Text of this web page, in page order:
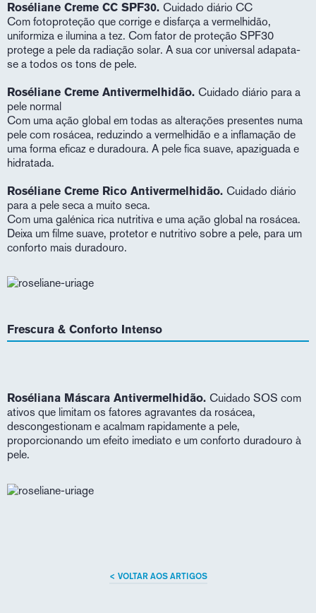
Roséliane Creme CC SPF30. Cuidado diário CC
Com fotoproteção que corrige e disfarça a vermelhidão,
uniformiza e ilumina a tez. Com fator de proteção SPF30
protege a pele da radiação solar. A sua cor universal adapata-
se a todos os tons de pele.
Roséliane Creme Antivermelhidão. Cuidado diário para a
pele normal
Com uma ação global em todas as alterações presentes numa
pele com rosácea, reduzindo a vermelhidão e a inflamação de
uma forma eficaz e duradoura. A pele fica suave, apaziguada e
hidratada.
Roséliane Creme Rico Antivermelhidão. Cuidado diário
para a pele seca a muito seca.
Com uma galénica rica nutritiva e uma ação global na rosácea.
Deixa um filme suave, protetor e nutritivo sobre a pele, para um
conforto mais duradouro.
Frescura & Conforto Intenso
Roséliana Máscara Antivermelhidão. Cuidado SOS com
ativos que limitam os fatores agravantes da rosácea,
descongestionam e acalmam rapidamente a pele,
proporcionando um efeito imediato e um conforto duradouro à
pele.
< VOLTAR AOS ARTIGOS